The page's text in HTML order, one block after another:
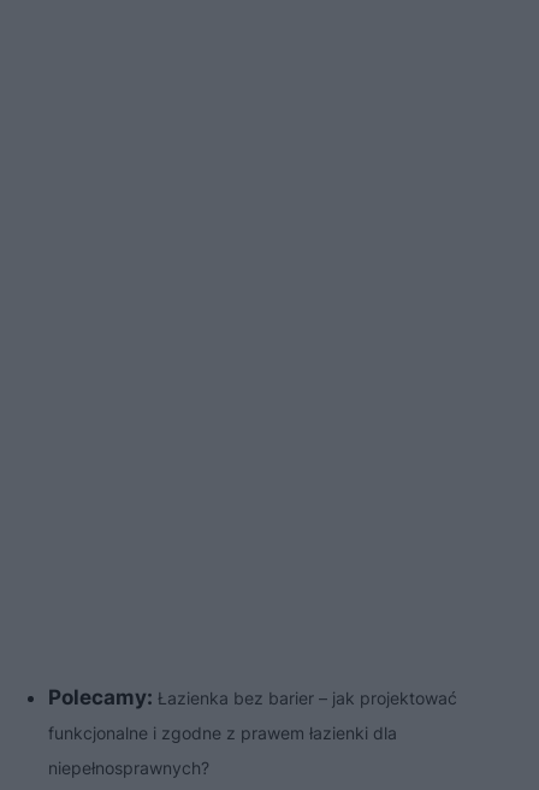
Polecamy: Łazienka bez barier – jak projektować
funkcjonalne i zgodne z prawem łazienki dla
niepełnosprawnych?